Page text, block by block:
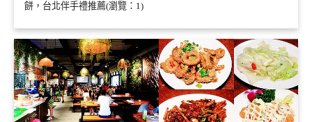
餅，台北伴手禮推薦(瀏覽：1)